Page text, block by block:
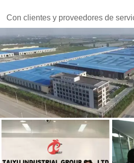
Con clientes y proveedores de